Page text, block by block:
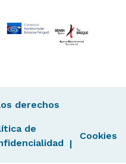
derechos
de
Cookies